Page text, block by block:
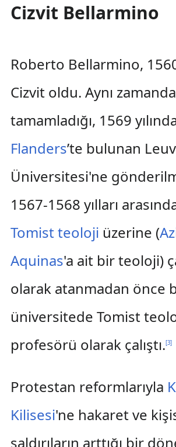
Cizvit Bellarmino
Roberto Bellarmino,
Cizvit oldu. Aynı
tamamladığı, 1569
Flanders’te bulunan
Üniversitesi'ne
1567-1568 yılları
Tomist teoloji üzerine (
Aquinas'a ait bir teoloji)
olarak atanmadan önce
üniversitede Tomist
profesörü olarak çalıştı.[3]
Protestan reformlarıyla
Kilisesi'ne hakaret ve
saldırıların arttığı bir